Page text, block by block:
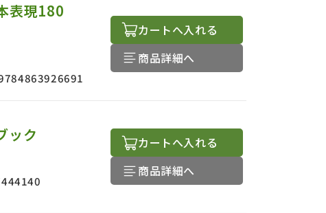
表現180
カートへ入れる
商品詳細へ
ック
カートへ入れる
商品詳細へ